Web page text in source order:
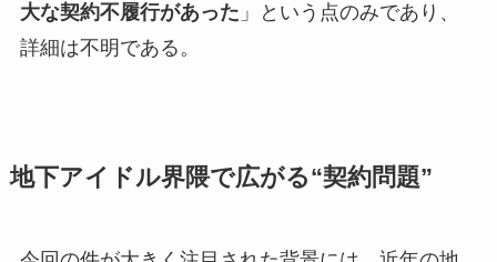
大な契約不履行があった 」という点のみであり、
詳細は不明である。
地下アイドル界隈で広がる“契約問題”